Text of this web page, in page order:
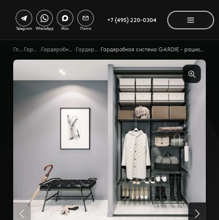
+7 (495) 220-0304
Telegram WhatsApp Max Почта
Главная› Гардеробные › Гардеробные по помещению › Гардеробная в нишу › Гардеробная система GARDIE - рациональное использование пространства входной зоны